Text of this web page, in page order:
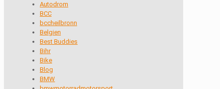
Autodrom
BCC
bccheilbronn
Belgien
Best Buddies
Bihr
Bike
Blog
BMW